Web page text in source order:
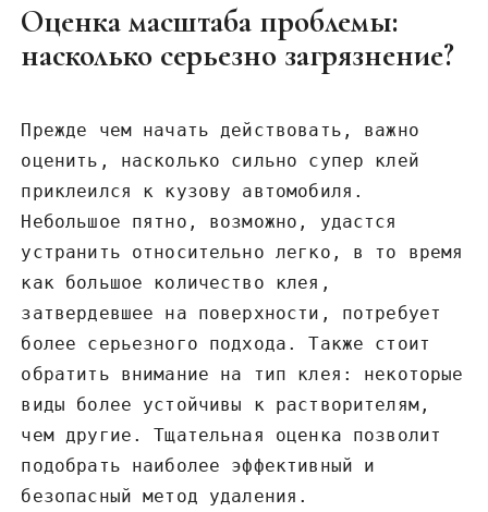
Оценка масштаба проблемы:
насколько серьезно загрязнение?
Прежде чем начать действовать, важно
оценить, насколько сильно супер клей
приклеился к кузову автомобиля.
Небольшое пятно, возможно, удастся
устранить относительно легко, в то время
как большое количество клея,
затвердевшее на поверхности, потребует
более серьезного подхода. Также стоит
обратить внимание на тип клея: некоторые
виды более устойчивы к растворителям,
чем другие. Тщательная оценка позволит
подобрать наиболее эффективный и
безопасный метод удаления.